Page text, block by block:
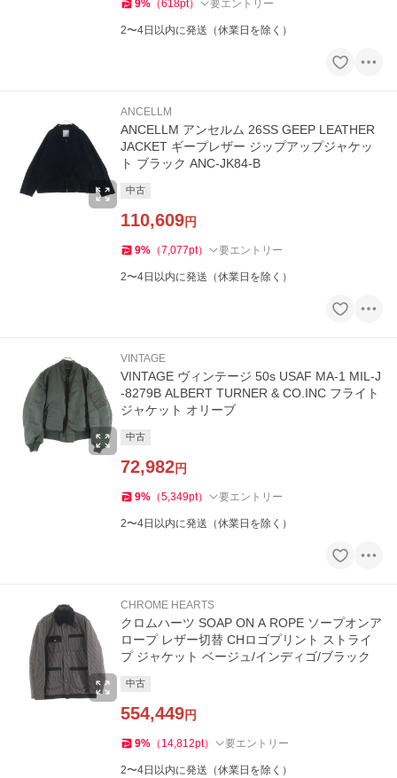
9% （618pt） 要エントリー
2〜4日以内に発送（休業日を除く）
ANCELLM
ANCELLM アンセルム 26SS GEEP LEATHER
JACKET ギープレザー ジップアップジャケッ
ト ブラック ANC-JK84-B
中古
110,609円
9% （7,077pt） 要エントリー
2〜4日以内に発送（休業日を除く）
VINTAGE
VINTAGE ヴィンテージ 50s USAF MA-1 MIL-J
-8279B ALBERT TURNER & CO.INC フライト
ジャケット オリーブ
中古
72,982円
9% （5,349pt） 要エントリー
2〜4日以内に発送（休業日を除く）
CHROME HEARTS
クロムハーツ SOAP ON A ROPE ソープオンア
ロープ レザー切替 CHロゴプリント ストライ
プ ジャケット ベージュ/インディゴ/ブラック
中古
554,449円
9% （ 14,812pt） 要エントリー
2〜4日以内に発送（休業日を除く）